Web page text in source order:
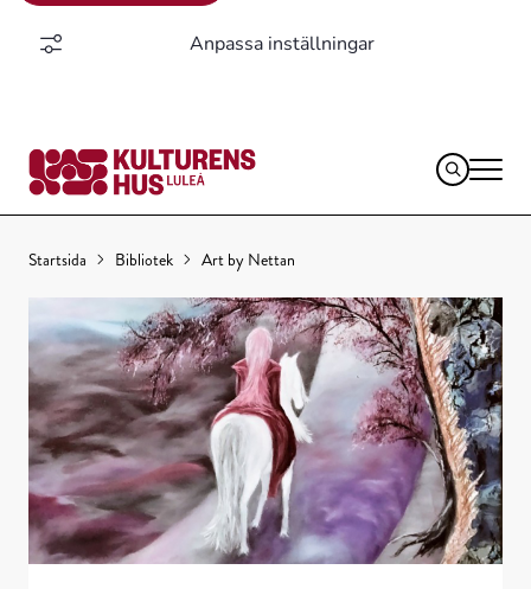
Anpassa inställningar
Logotyp,
Kulturens
hus
Startsida Bibliotek Art by Nettan